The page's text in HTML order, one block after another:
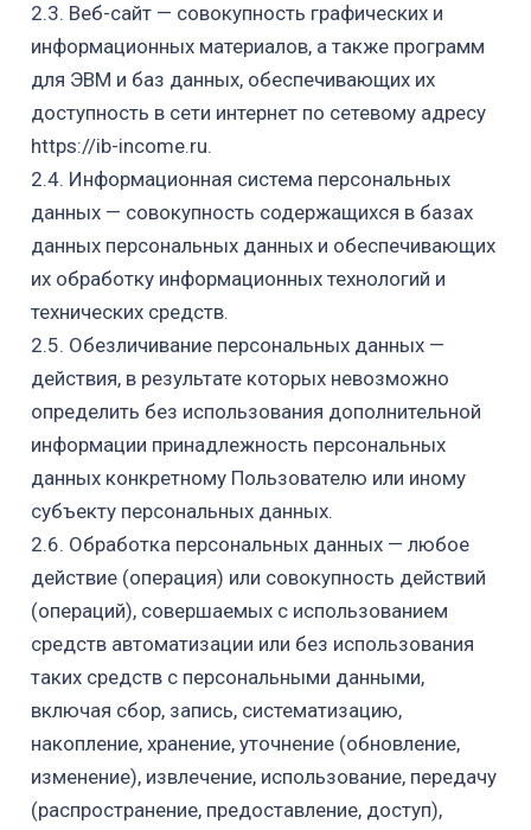
2.3. Веб-сайт— совокупность графических и
информационных материалов, а также программ
для ЭВМ и баз данных, обеспечивающих их
доступность в сети интернет по сетевому адресу
https://ib-income.ru.
2.4. Информационная система персональных
данных — совокупность содержащихся в базах
данных персональных данных и обеспечивающих
их обработку информационных технологий и
технических средств.
2.5. Обезличивание персональных данных —
действия, в результате которых невозможно
определить без использования дополнительной
информации принадлежность персональных
данных конкретному Пользователю или иному
субъекту персональных данных.
2.6. Обработка персональных данных — любое
действие (операция) или совокупность действий
(операций), совершаемых с использованием
средств автоматизации или без использования
таких средств с персональными данными,
включая сбор, запись, систематизацию,
накопление, хранение, уточнение (обновление,
изменение), извлечение, использование, передачу
(распространение, предоставление, доступ),